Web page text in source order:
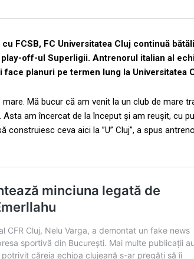
FCSB, FC Universitatea Cluj continuă
off-ul Superligii. Antrenorul italian al
planuri pe termen lung la Universitatea
Mă bucur că am venit la un club de mare
am încercat de la început și am reușit, cu
ceva aici la ”U” Cluj”, a spus